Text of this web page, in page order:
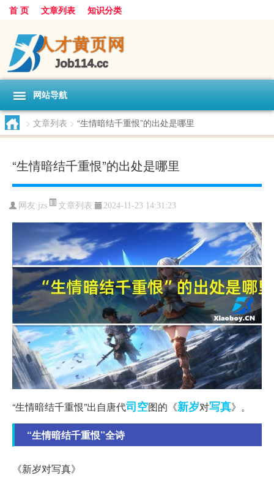
首 页 文章列表 知识分类
网站导航
> 文章列表 > “生情暗结千重恨”的出处是哪里
“生情暗结千重恨”的出处是哪里
网友:jzs 文章列表 2024-11-23 14:31:23
“生情暗结千重恨”出自唐代司空图的《新岁对写真》。
“生情暗结千重恨”全诗
《新岁对写真》